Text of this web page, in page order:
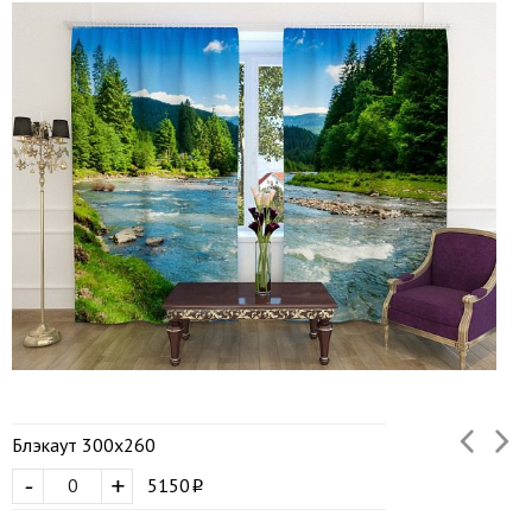
Блэкаут 300х260
+
-
5150